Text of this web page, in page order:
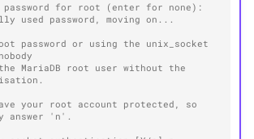
password for root (enter for none):
used password, moving on...
password or using the unix_socket
MariaDB root user without the
your root account protected, so
answer 'n'.